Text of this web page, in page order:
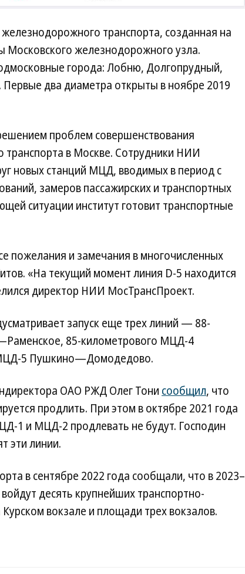
транспорта, созданная на
Московского железнодорожного узла.
города: Лобню, Долгопрудный,
два диаметра открыты в ноябре 2019
проблем совершенствования
транспорта в Москве. Сотрудники НИИ
новых станций МЦД, вводимых в период с
замеров пассажирских и транспортных
ситуации институт готовит транспортные
пожелания и замечания в многочисленных
«На текущий момент линия D-5 находится
директор НИИ МосТрансПроект.
запуск еще трех линий — 88-
85-километрового МЦД-4
5 Пушкино—Домодедово.
ОАО РЖД Олег Тони сообщил, что
продлить. При этом в октябре 2021 года
1 и МЦД-2 продлевать не будут. Господин
эти линии.
в сентябре 2022 года сообщали, что в 2023–
десять крупнейших транспортно-
вокзале и площади трех вокзалов.